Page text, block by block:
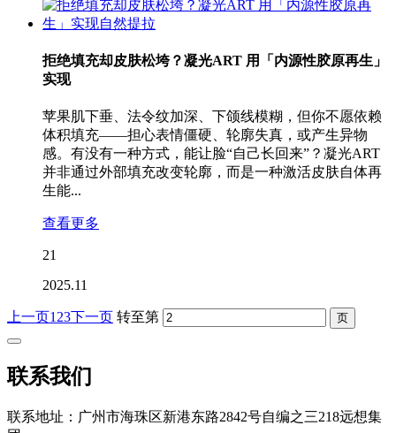
拒绝填充却皮肤松垮？凝光ART 用「内源性胶原再生」
实现
苹果肌下垂、法令纹加深、下颌线模糊，但你不愿依赖
体积填充——担心表情僵硬、轮廓失真，或产生异物
感。有没有一种方式，能让脸“自己长回来”？凝光ART
并非通过外部填充改变轮廓，而是一种激活皮肤自体再
生能...
查看更多
21
2025.11
上一页1 23下一页 转至第
联系我们
联系地址：广州市海珠区新港东路2842号自编之三218远想集